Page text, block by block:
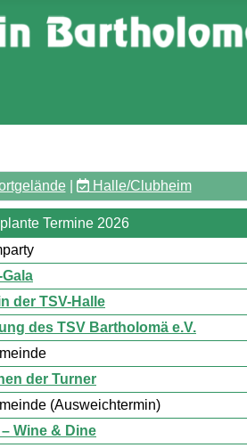
| Halle/Clubheim
Termine 2026
der TSV-Halle
des TSV Bartholomä e.V.
der Turner
(Ausweichtermin)
Wine & Dine